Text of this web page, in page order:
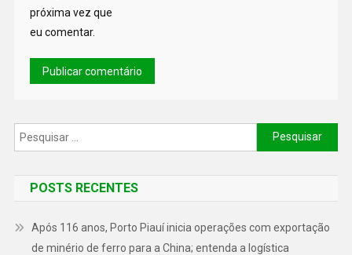
próxima vez que
eu comentar.
POSTS RECENTES
Após 116 anos, Porto Piauí inicia operações com exportação
de minério de ferro para a China; entenda a logística